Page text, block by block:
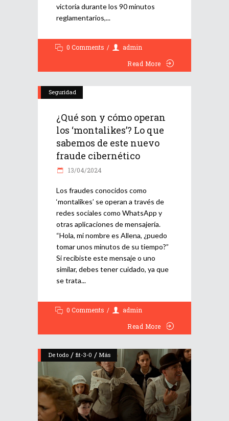
victoria durante los 90 minutos
reglamentarios,
0 Comments
admin
Read More
Seguridad
¿Qué son y cómo operan
los ‘montalikes’? Lo que
sabemos de este nuevo
fraude cibernético
13/04/2024
Los fraudes conocidos como
‘montalikes’ se operan a través de
redes sociales como WhatsApp y
otras aplicaciones de mensajería.
“Hola, mi nombre es Allena, ¿puedo
tomar unos minutos de su tiempo?”
Si recibiste este mensaje o uno
similar, debes tener cuidado, ya que
se trata
0 Comments
admin
Read More
De todo / fit-3-0 / Más